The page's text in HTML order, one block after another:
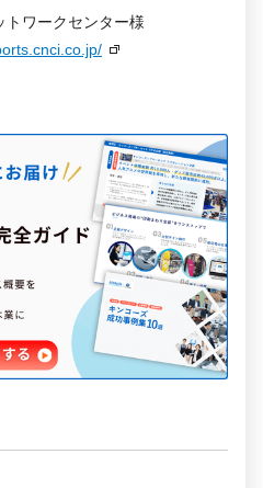
トワークセンター様